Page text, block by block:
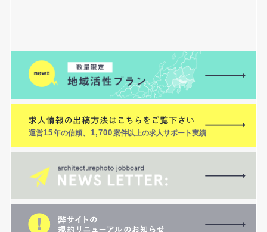
運営15年の信頼、 1,700案件以上の求人サポート実績